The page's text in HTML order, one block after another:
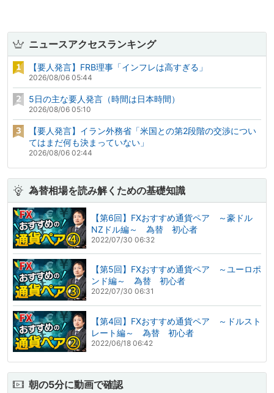
ニュースアクセスランキング
【要人発言】FRB理事「インフレは高すぎる」
2026/08/06 05:44
5日の主な要人発言（時間は日本時間）
2026/08/06 05:10
【要人発言】イラン外務省「米国との第2段階の交渉につい
てはまだ何も決まっていない」
2026/08/06 02:44
為替相場を読み解くための基礎知識
【第6回】FXおすすめ通貨ペア ～豪ドル
NZドル編～ 為替 初心者
2022/07/30 06:32
【第5回】FXおすすめ通貨ペア ～ユーロポ
ンド編～ 為替 初心者
2022/07/30 06:31
【第4回】FXおすすめ通貨ペア ～ドルスト
レート編～ 為替 初心者
2022/06/18 06:42
朝の5分に動画で確認